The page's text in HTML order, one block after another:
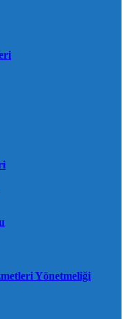
Yönetmeliği